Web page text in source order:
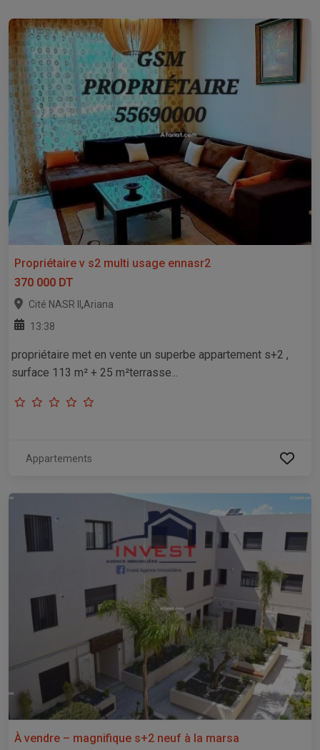
Propriétaire v s2 multi usage ennasr2
370 000 DT
Cité NASR II ,Ariana
13:38
propriétaire met en vente un superbe appartement s+2 ,
surface 113 m² + 25 m²terrasse...
Appartements
À vendre – magnifique s+2 neuf à la marsa